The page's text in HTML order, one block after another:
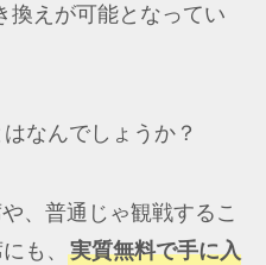
換えが可能となってい
なんでしょうか？
、普通じゃ観戦するこ
も、 実質無料で手に入